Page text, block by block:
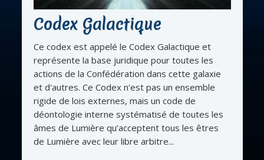
Codex Galactique
Ce codex est appelé le Codex Galactique et
représente la base juridique pour toutes les
actions de la Confédération dans cette galaxie
et d'autres. Ce Codex n'est pas un ensemble
rigide de lois externes, mais un code de
déontologie interne systématisé de toutes les
âmes de Lumière qu’acceptent tous les êtres
de Lumière avec leur libre arbitre...